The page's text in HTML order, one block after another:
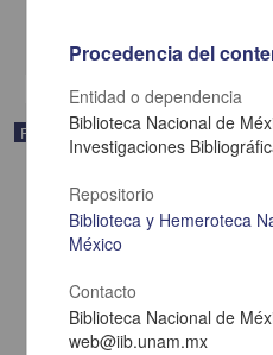
Publicación
Procedencia del
Entidad o dependencia
Biblioteca Nacional de
Investigaciones
Repositorio
Biblioteca y Hemeroteca
México
Contacto
Biblioteca Nacional de
web@iib.unam.mx